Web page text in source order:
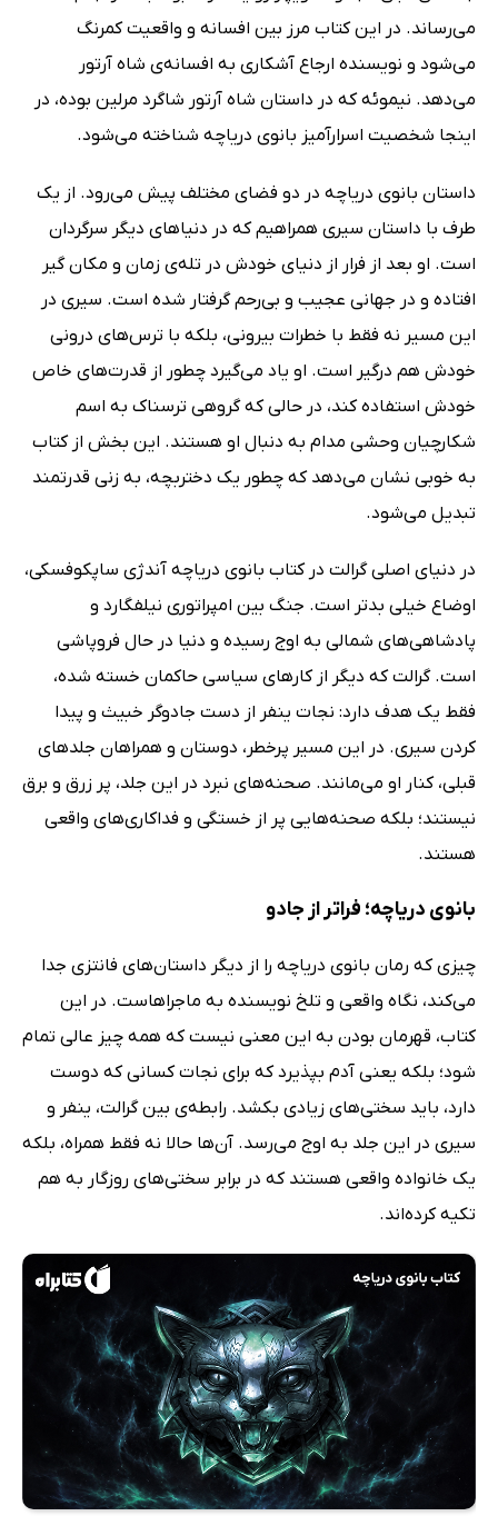
می‌رساند. در این کتاب مرز بین افسانه و واقعیت کمرنگ
می‌شود و نویسنده ارجاع آشکاری به افسانه‌ی شاه آرتور
می‌دهد. نیموئه که در داستان شاه آرتور شاگرد مرلین بوده، در
اینجا شخصیت اسرارآمیز بانوی دریاچه شناخته می‌شود.
داستان بانوی دریاچه در دو فضای مختلف پیش می‌رود. از یک
طرف با داستان سیری همراهیم که در دنیاهای دیگر سرگردان
است. او بعد از فرار از دنیای خودش در تله‌ی زمان و مکان گیر
افتاده و در جهانی عجیب و بی‌رحم گرفتار شده است. سیری در
این مسیر نه فقط با خطرات بیرونی، بلکه با ترس‌های درونی
خودش هم درگیر است. او یاد می‌گیرد چطور از قدرت‌های خاص
خودش استفاده کند، در حالی که گروهی ترسناک به اسم
شکارچیان وحشی مدام به دنبال او هستند. این بخش از کتاب
به خوبی نشان می‌دهد که چطور یک دختربچه، به زنی قدرتمند
تبدیل می‌شود.
در دنیای اصلی گرالت در کتاب بانوی دریاچه آندژی ساپکوفسکی،
اوضاع خیلی بدتر است. جنگ بین امپراتوری نیلفگارد و
پادشاهی‌های شمالی به اوج رسیده و دنیا در حال فروپاشی
است. گرالت که دیگر از کارهای سیاسی حاکمان خسته شده،
فقط یک هدف دارد: نجات ینفر از دست جادوگر خبیث و پیدا
کردن سیری. در این مسیر پرخطر، دوستان و همراهان جلدهای
قبلی، کنار او می‌مانند. صحنه‌های نبرد در این جلد، پر زرق و برق
نیستند؛ بلکه صحنه‌هایی پر از خستگی و فداکاری‌های واقعی
هستند.
بانوی دریاچه؛ فراتر از جادو
چیزی که رمان بانوی دریاچه را از دیگر داستان‌های فانتزی جدا
می‌کند، نگاه واقعی و تلخ نویسنده به ماجراهاست. در این
کتاب، قهرمان بودن به این معنی نیست که همه چیز عالی تمام
شود؛ بلکه یعنی آدم بپذیرد که برای نجات کسانی که دوست
دارد، باید سختی‌های زیادی بکشد. رابطه‌ی بین گرالت، ینفر و
سیری در این جلد به اوج می‌رسد. آن‌ها حالا نه فقط همراه، بلکه
یک خانواده واقعی هستند که در برابر سختی‌های روزگار به هم
تکیه کرده‌اند.